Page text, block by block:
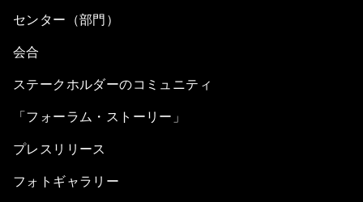
センター（部門）
会合
ステークホルダーのコミュニティ
「フォーラム・ストーリー」
プレスリリース
フォトギャラリー